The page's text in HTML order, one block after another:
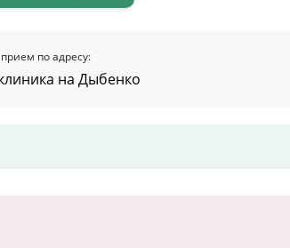
по адресу:
на Дыбенко